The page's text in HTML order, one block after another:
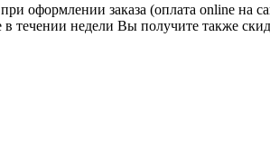
оформлении заказа (оплата online на
в течении недели Вы получите также